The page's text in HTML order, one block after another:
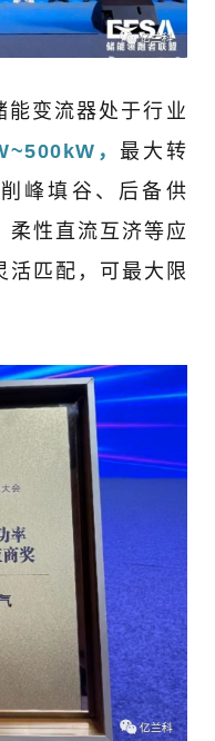
变流器处于行业
，最大转
峰填谷、后备供
柔性直流互济等应
活匹配，可最大限